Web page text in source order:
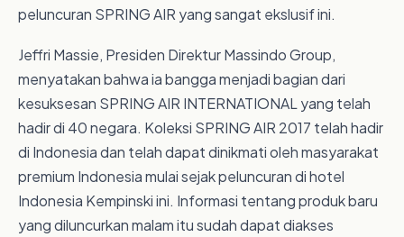
peluncuran SPRING AIR yang sangat ekslusif ini.
Jeffri Massie, Presiden Direktur Massindo Group,
menyatakan bahwa ia bangga menjadi bagian dari
kesuksesan SPRING AIR INTERNATIONAL yang telah
hadir di 40 negara. Koleksi SPRING AIR 2017 telah hadir
di Indonesia dan telah dapat dinikmati oleh masyarakat
premium Indonesia mulai sejak peluncuran di hotel
Indonesia Kempinski ini. Informasi tentang produk baru
yang diluncurkan malam itu sudah dapat diakses